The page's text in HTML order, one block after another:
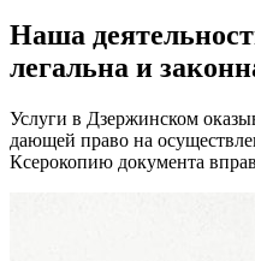
Наша
легальна и
Услуги в Дзержинском
дающей право на
Ксерокопию документа